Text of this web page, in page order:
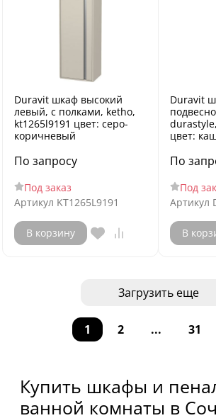
Duravit шкаф высокий
левый, с полками, ketho,
kt1265l9191 цвет: серо-
коричневый
По запросу
Под заказ
Артикул KT1265L9191
В корзину
Duravit
цвет:
По
Под
Артикул
В
Загрузить еще
1 2 ... 31
Купить шкафы и
ванной комнаты в